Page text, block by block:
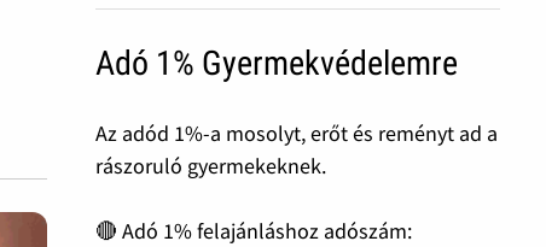
Adó 1% Gyermekvédelemre
Az adód 1%-a mosolyt, erőt és reményt ad a
rászoruló gyermekeknek.
🔴 Adó 1% felajánláshoz adószám: